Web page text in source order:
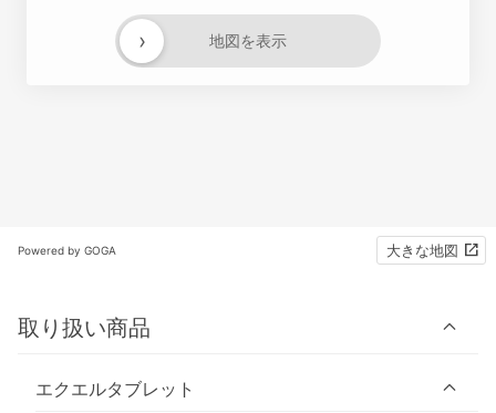
地図を表示
›
Powered by GOGA 大きな地図
取り扱い商品
エクエルタブレット